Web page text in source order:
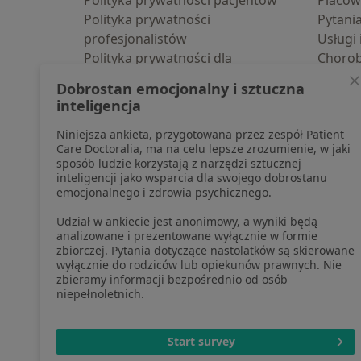
Polityka prywatności
profesjonalistów
Polityka prywatności dla
pozyskaliśmy samodzielnie
Polityka cookies
Jak działają wyniki wyszukiwania
Dostępność
O nas
Praca Rekrutujemy!
Partnerzy
Centrum prasowe
Kontakt
Pomoc
Blog
otwiera się w
otwiera
Dobrostan emocjonalny i sztuczna
inteligencja
Niniejsza ankieta, przygotowana przez zespół Patient
Care Doctoralia, ma na celu lepsze zrozumienie, w jaki
sposób ludzie korzystają z narzędzi sztucznej
inteligencji jako wsparcia dla swojego dobrostanu
emocjonalnego i zdrowia psychicznego.
Udział w ankiecie jest anonimowy, a wyniki będą
analizowane i prezentowane wyłącznie w formie
zbiorczej. Pytania dotyczące nastolatków są skierowane
wyłącznie do rodziców lub opiekunów prawnych. Nie
zbieramy informacji bezpośrednio od osób
niepełnoletnich.
Start survey